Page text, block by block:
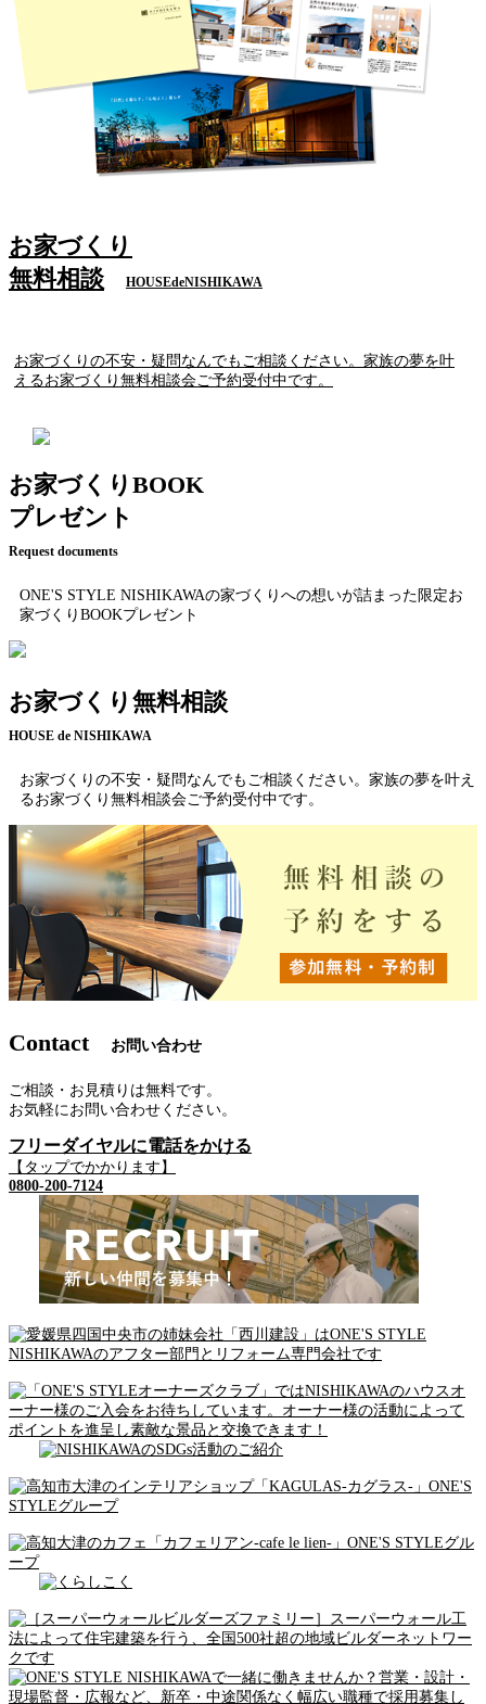
お家づくり
無料相談
HOUSEdeNISHIKAWA
お家づくりの不安・疑問なんでもご相談ください。家族の夢を叶
えるお家づくり無料相談会ご予約受付中です。
お家づくりBOOK
プレゼント
Request documents
ONE'S STYLE NISHIKAWAの家づくりへの想いが詰まった限定お
家づくりBOOKプレゼント
お家づくり無料相談
HOUSE de NISHIKAWA
お家づくりの不安・疑問なんでもご相談ください。家族の夢を叶え
るお家づくり無料相談会ご予約受付中です。
Contact お問い合わせ
ご相談・お見積りは無料です。
お気軽にお問い合わせください。
フリーダイヤルに電話をかける
【タップでかかります】
0800-200-7124